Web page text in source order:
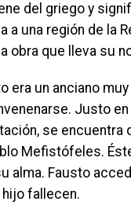
del griego y
a una región de la
obra que lleva su
era un anciano
Justo
se
Mefistófeles.
alma. Fausto
fallecen.